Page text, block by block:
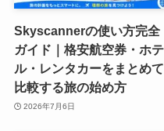
Skyscannerの使い方完全
ガイド｜格安航空券・ホテ
ル・レンタカーをまとめて
比較する旅の始め方
2026年7月6日